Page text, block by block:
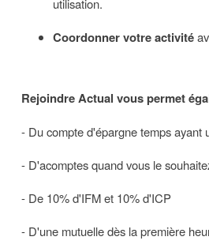
utilisation.
Coordonner votre activité
Rejoindre Actual vous permet
- Du compte d'épargne temps ayant
- D'acomptes quand vous le
- De 10% d'IFM et 10% d'ICP
- D'une mutuelle dès la première